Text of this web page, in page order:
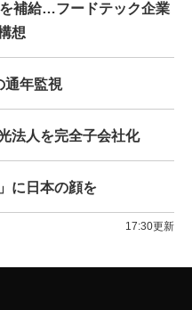
補給…フードテック企業
想
通年監視
法人を完全子会社化
に日本の顔を
17:30更新